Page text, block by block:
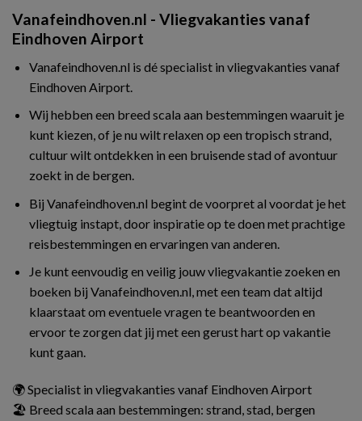
Vanafeindhoven.nl - Vliegvakanties vanaf
Eindhoven Airport
Vanafeindhoven.nl is dé specialist in vliegvakanties vanaf
Eindhoven Airport.
Wij hebben een breed scala aan bestemmingen waaruit je
kunt kiezen, of je nu wilt relaxen op een tropisch strand,
cultuur wilt ontdekken in een bruisende stad of avontuur
zoekt in de bergen.
Bij Vanafeindhoven.nl begint de voorpret al voordat je het
vliegtuig instapt, door inspiratie op te doen met prachtige
reisbestemmingen en ervaringen van anderen.
Je kunt eenvoudig en veilig jouw vliegvakantie zoeken en
boeken bij Vanafeindhoven.nl, met een team dat altijd
klaarstaat om eventuele vragen te beantwoorden en
ervoor te zorgen dat jij met een gerust hart op vakantie
kunt gaan.
🌍 Specialist in vliegvakanties vanaf Eindhoven Airport
🏖️ Breed scala aan bestemmingen: strand, stad, bergen